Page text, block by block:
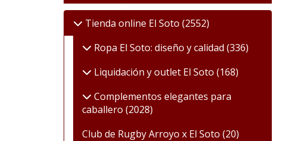
Tienda online El Soto (2552)
Ropa El Soto: diseño y calidad (336)
Liquidación y outlet El Soto (168)
Complementos elegantes para
caballero (2028)
Club de Rugby Arroyo x El Soto (20)